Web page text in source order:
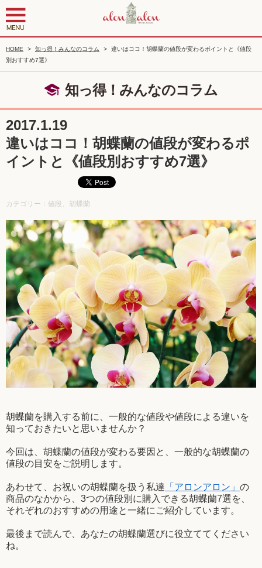
HOME > 知っ得！みんなのコラム >
違いはココ！胡蝶蘭の値段が変わるポイントと《値段
別おすすめ7選》
知っ得！みんなのコラム
2017.1.19
違いはココ！胡蝶蘭の値段が変わるポ
イントと《値段別おすすめ7選》
カテゴリー：値段、胡蝶蘭
胡蝶蘭を購入する前に、一般的な値段や値段による違いを
知っておきたいと思いませんか？
今回は、胡蝶蘭の値段が変わる要因と、一般的な胡蝶蘭の
値段の目安をご説明します。
あわせて、お祝いの胡蝶蘭を扱う私達 「アロンアロン」 の
商品のなかから、3つの値段別に購入できる胡蝶蘭7選を、
それぞれのおすすめの用途と一緒にご紹介しています。
最後まで読んで、あなたの胡蝶蘭選びに役立ててください
ね。